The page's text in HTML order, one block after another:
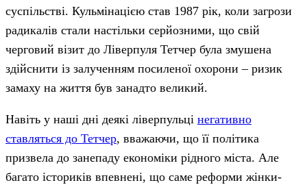
суспільстві. Кульмінацією став 1987 рік, коли загрози
радикалів стали настільки серйозними, що свій
черговий візит до Ліверпуля Тетчер була змушена
здійснити із залученням посиленої охорони – ризик
замаху на життя був занадто великий.
Навіть у наші дні деякі ліверпульці негативно
ставляться до Тетчер, вважаючи, що її політика
призвела до занепаду економіки рідного міста. Але
багато істориків впевнені, що саме реформи жінки-